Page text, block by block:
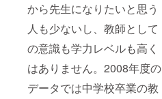
から先生になりたいと思う
人も少ないし、教師として
の意識も学力レベルも高く
はありません。2008年度の
データでは中学校卒業の教